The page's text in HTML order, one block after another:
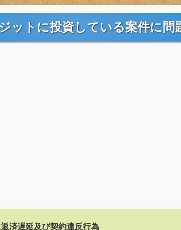
ットに投資している案件に問
済遅延及び契約違反行為